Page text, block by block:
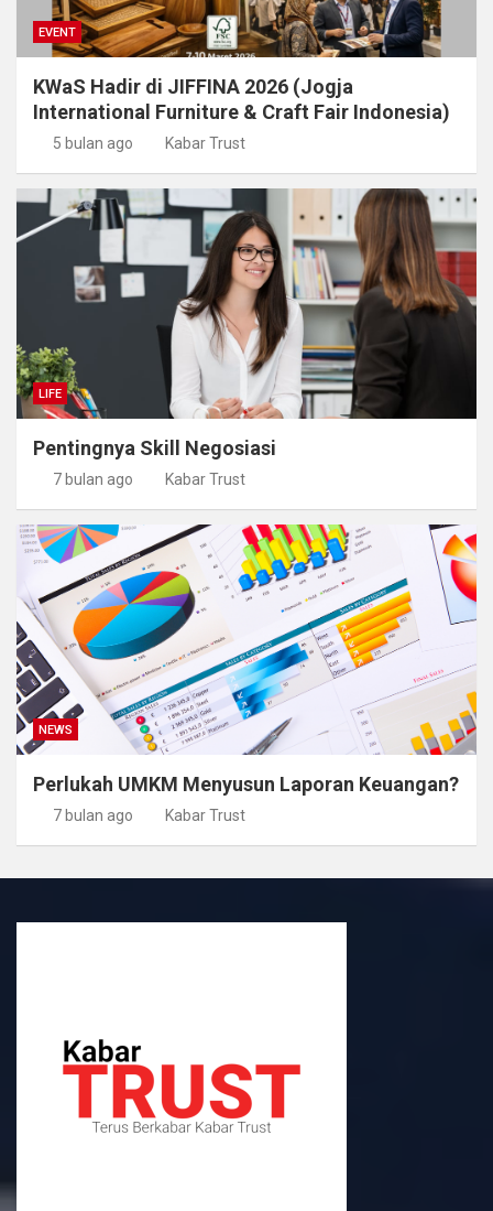
EVENT
KWaS Hadir di JIFFINA 2026 (Jogja
International Furniture & Craft Fair Indonesia)
5 bulan ago Kabar Trust
LIFE
Pentingnya Skill Negosiasi
7 bulan ago Kabar Trust
NEWS
Perlukah UMKM Menyusun Laporan Keuangan?
7 bulan ago Kabar Trust